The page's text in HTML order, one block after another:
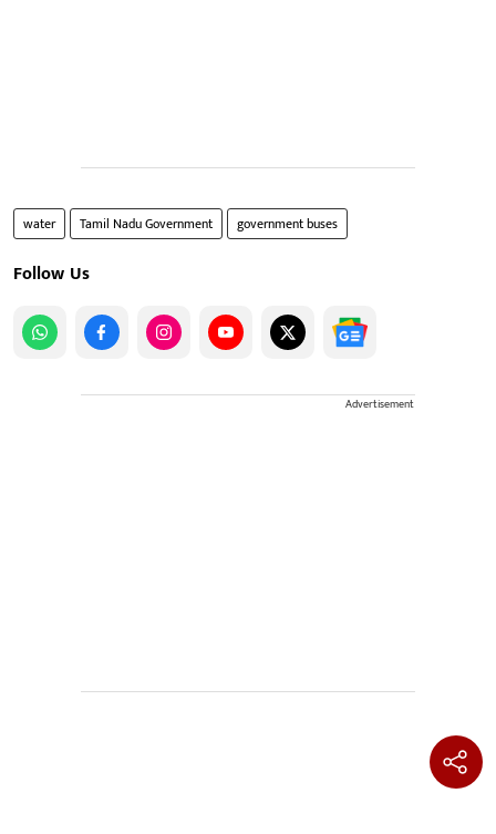
water Tamil Nadu Government government buses
Follow Us
Advertisement